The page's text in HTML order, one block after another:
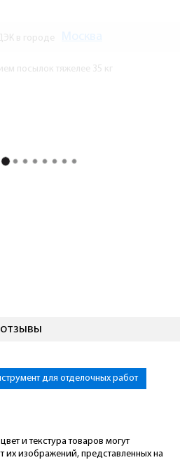
в городе
посылок тяжелее 35 кг
для отделочных работ
и текстура товаров могут
их изображений, представленных на